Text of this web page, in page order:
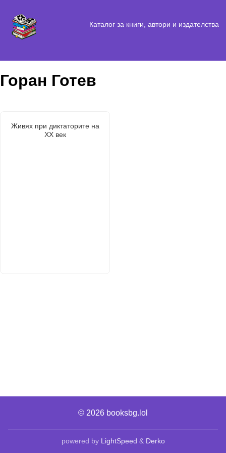
Каталог за книги, автори и издателства
Горан Готев
Живях при диктаторите на
XX век
© 2026 booksbg.lol
powered by LightSpeed & Derko